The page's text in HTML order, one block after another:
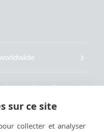
le monde entier
sur ce site
collecter et analyser